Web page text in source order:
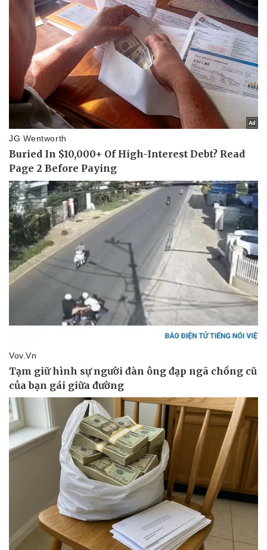
Pháp luật
Vụ án
Tin nóng
Tư vấn luật
Quân sự - Quốc phòng
Vũ khí
Việt Nam
Phân tích